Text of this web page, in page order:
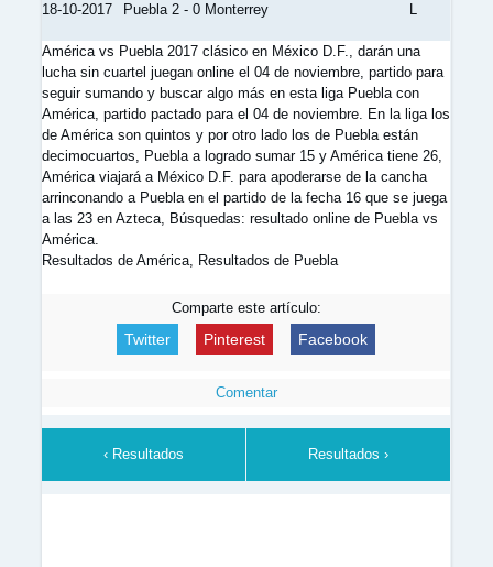
18-10-2017 Puebla 2 - 0 Monterrey L
América vs Puebla 2017 clásico en México D.F., darán una
lucha sin cuartel juegan online el 04 de noviembre, partido para
seguir sumando y buscar algo más en esta liga Puebla con
América, partido pactado para el 04 de noviembre. En la liga los
de América son quintos y por otro lado los de Puebla están
decimocuartos, Puebla a logrado sumar 15 y América tiene 26,
América viajará a México D.F. para apoderarse de la cancha
arrinconando a Puebla en el partido de la fecha 16 que se juega
a las 23 en Azteca, Búsquedas: resultado online de Puebla vs
América.
Resultados de América, Resultados de Puebla
Comparte este artículo:
Twitter Pinterest Facebook
Comentar
‹ Resultados Resultados ›